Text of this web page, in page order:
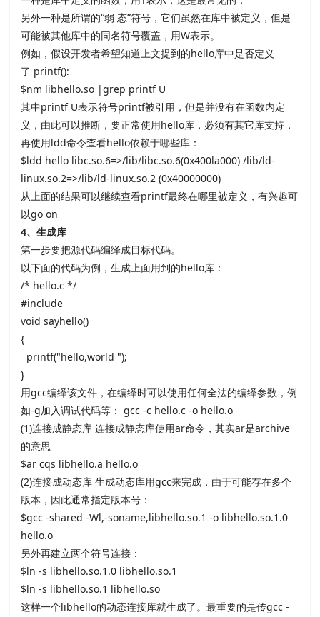
另外一种是所谓的“弱 态”符号，它们虽然在库中被定义，但是
可能被其他库中的同名符号覆盖，用W表示。
例如，假设开发者希望知道上文提到的hello库中是否定义
了 printf():
$nm libhello.so |grep printf U
其中printf U表示符号printf被引用，但是并没有在函数内定
义，由此可以推断，要正常使用hello库，必须有其它库支持，
再使用ldd命令查看hello依赖于哪些库：
$ldd hello libc.so.6=>/lib/libc.so.6(0x400la000) /lib/ld-
linux.so.2=>/lib/ld-linux.so.2 (0x40000000)
从上面的结果可以继续查看printf最终在哪里被定义，有兴趣可
以go on
4、生成库
第一步要把源代码编绎成目标代码。
以下面的代码为例，生成上面用到的hello库：
/* hello.c */
#include
void sayhello()
{
printf("hello,world ");
}
用gcc编绎该文件，在编绎时可以使用任何全法的编绎参数，例
如-g加入调试代码等： gcc -c hello.c -o hello.o
(1)连接成静态库 连接成静态库使用ar命令，其实ar是archive
的意思
$ar cqs libhello.a hello.o
(2)连接成动态库 生成动态库用gcc来完成，由于可能存在多个
版本，因此通常指定版本号：
$gcc -shared -Wl,-soname,libhello.so.1 -o libhello.so.1.0
hello.o
另外再建立两个符号连接：
$ln -s libhello.so.1.0 libhello.so.1
$ln -s libhello.so.1 libhello.so
这样一个libhello的动态连接库就生成了。最重要的是传gcc -